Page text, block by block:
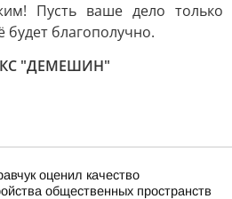
Пусть ваше дело только
будет благополучно.
"ДЕМЕШИН"
оценил качество
общественных пространств